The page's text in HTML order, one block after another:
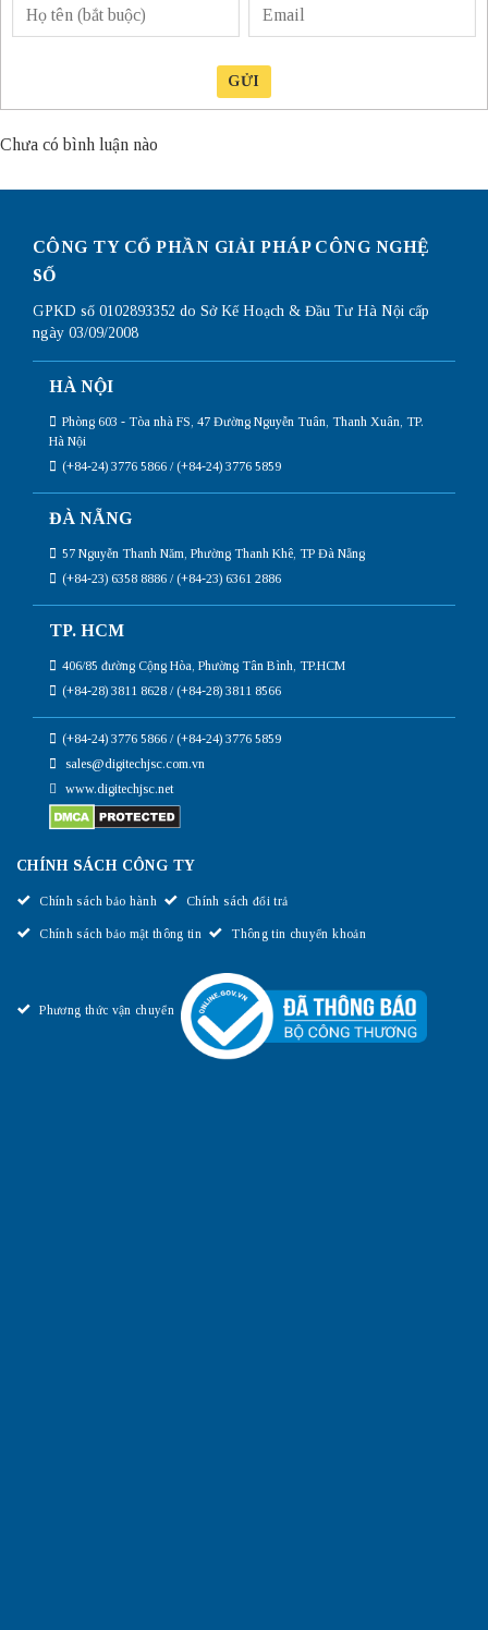
GỬI
Chưa có bình luận nào
CÔNG TY CỔ PHẦN GIẢI PHÁP CÔNG NGHỆ
SỐ
GPKD số 0102893352 do Sở Kế Hoạch & Đầu Tư Hà Nội cấp
ngày 03/09/2008
HÀ NỘI
Phòng 603 - Tòa nhà FS, 47 Đường Nguyễn Tuân, Thanh Xuân, TP.
Hà Nội
(+84-24) 3776 5866 / (+84-24) 3776 5859
ĐÀ NẴNG
57 Nguyễn Thanh Năm, Phường Thanh Khê, TP Đà Nẵng
(+84-23) 6358 8886 / (+84-23) 6361 2886
TP. HCM
406/85 đường Cộng Hòa, Phường Tân Bình, TP.HCM
(+84-28) 3811 8628 / (+84-28) 3811 8566
(+84-24) 3776 5866 / (+84-24) 3776 5859
sales@digitechjsc.com.vn
www.digitechjsc.net
CHÍNH SÁCH CÔNG TY
Chính sách bảo hành Chính sách đổi trả
Chính sách bảo mật thông tin Thông tin chuyển khoản
Phương thức vận chuyển